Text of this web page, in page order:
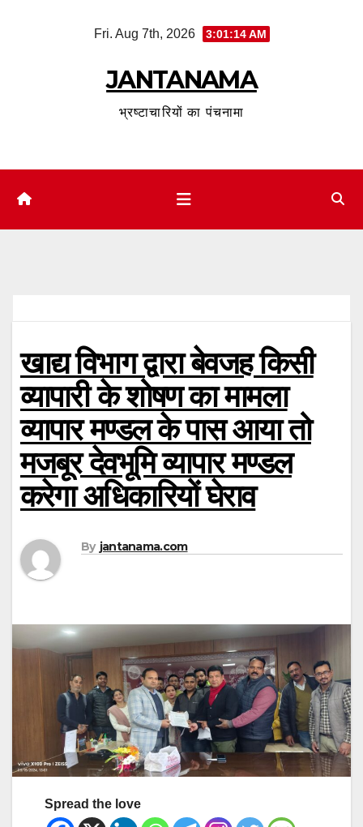
Fri. Aug 7th, 2026 3:01:15 AM
JANTANAMA
भ्रष्टाचारियों का पंचनामा
खाद्य विभाग द्वारा बेवजह किसी
व्यापारी के शोषण का मामला
व्यापार मण्डल के पास आया तो
मजबूर देवभूमि व्यापार मण्डल
करेगा अधिकारियों घेराव
By jantanama.com
Spread the love